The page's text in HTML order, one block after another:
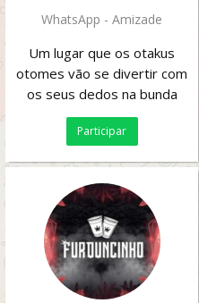
WhatsApp - Amizade
Um lugar que os otakus
otomes vão se divertir com
os seus dedos na bunda
Participar